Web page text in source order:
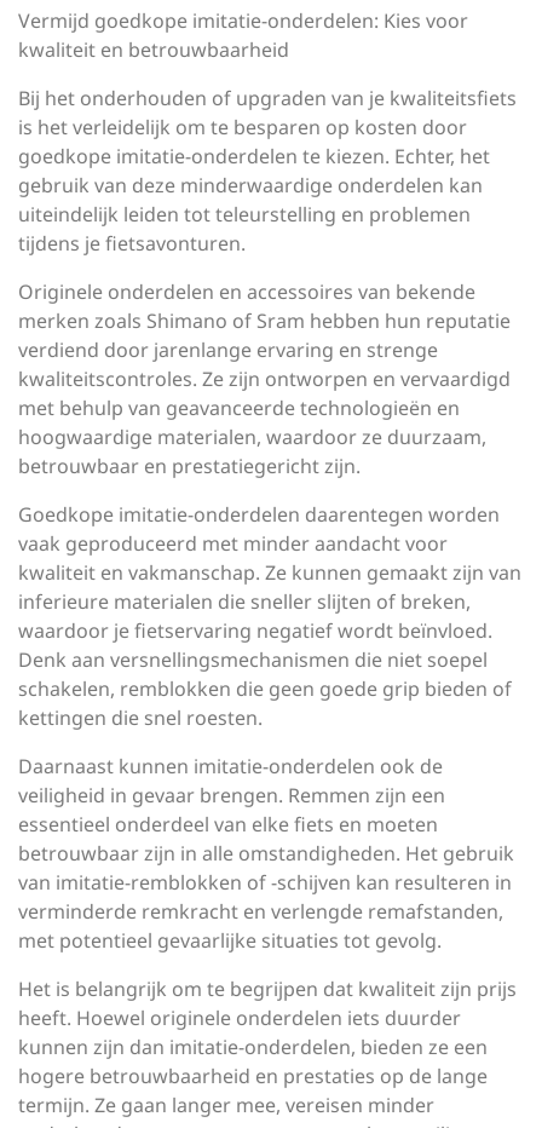
Vermijd goedkope imitatie-onderdelen: Kies voor
kwaliteit en betrouwbaarheid
Bij het onderhouden of upgraden van je kwaliteitsfiets
is het verleidelijk om te besparen op kosten door
goedkope imitatie-onderdelen te kiezen. Echter, het
gebruik van deze minderwaardige onderdelen kan
uiteindelijk leiden tot teleurstelling en problemen
tijdens je fietsavonturen.
Originele onderdelen en accessoires van bekende
merken zoals Shimano of Sram hebben hun reputatie
verdiend door jarenlange ervaring en strenge
kwaliteitscontroles. Ze zijn ontworpen en vervaardigd
met behulp van geavanceerde technologieën en
hoogwaardige materialen, waardoor ze duurzaam,
betrouwbaar en prestatiegericht zijn.
Goedkope imitatie-onderdelen daarentegen worden
vaak geproduceerd met minder aandacht voor
kwaliteit en vakmanschap. Ze kunnen gemaakt zijn van
inferieure materialen die sneller slijten of breken,
waardoor je fietservaring negatief wordt beïnvloed.
Denk aan versnellingsmechanismen die niet soepel
schakelen, remblokken die geen goede grip bieden of
kettingen die snel roesten.
Daarnaast kunnen imitatie-onderdelen ook de
veiligheid in gevaar brengen. Remmen zijn een
essentieel onderdeel van elke fiets en moeten
betrouwbaar zijn in alle omstandigheden. Het gebruik
van imitatie-remblokken of -schijven kan resulteren in
verminderde remkracht en verlengde remafstanden,
met potentieel gevaarlijke situaties tot gevolg.
Het is belangrijk om te begrijpen dat kwaliteit zijn prijs
heeft. Hoewel originele onderdelen iets duurder
kunnen zijn dan imitatie-onderdelen, bieden ze een
hogere betrouwbaarheid en prestaties op de lange
termijn. Ze gaan langer mee, vereisen minder